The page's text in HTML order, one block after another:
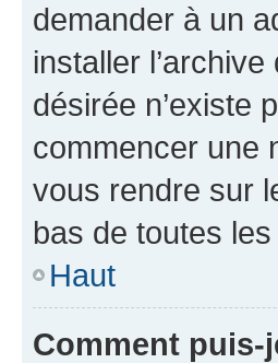
demander à un
installer
désirée n’existe
commencer une
vous rendre sur
bas de toutes
Haut
Comment puis-